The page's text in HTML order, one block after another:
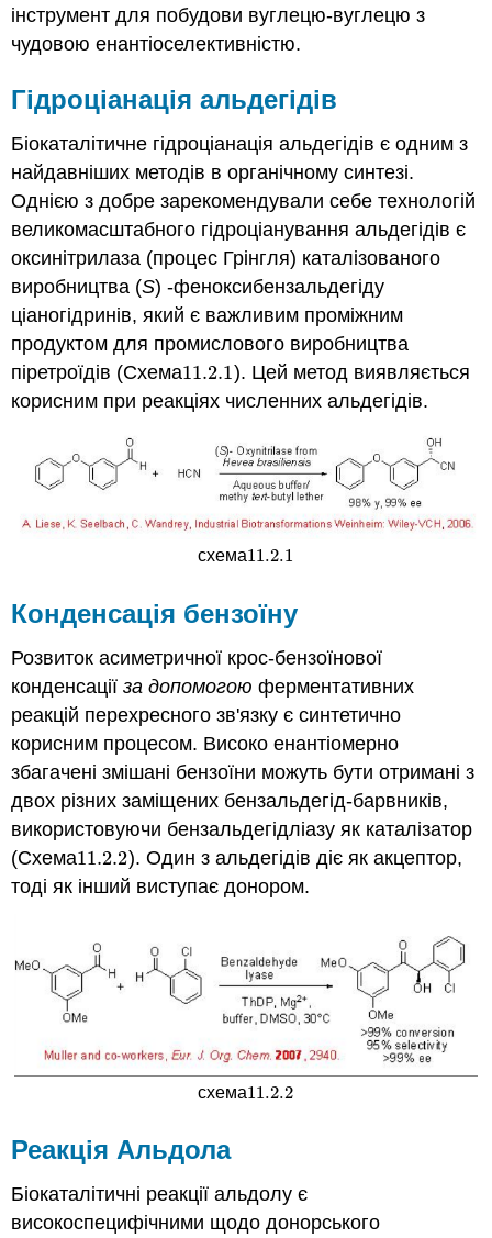
інструмент для побудови вуглецю-вуглецю з
чудовою енантіоселективністю.
Гідроціанація альдегідів
Біокаталітичне гідроціанація альдегідів є одним з
найдавніших методів в органічному синтезі.
Однією з добре зарекомендували себе технологій
великомасштабного гідроціанування альдегідів є
оксинітрилаза (процес Грінгля) каталізованого
виробництва (S) -феноксибензальдегіду
ціаногідринів, який є важливим проміжним
продуктом для промислового виробництва
піретроїдів (Схема11.2.1
11.2.1). Цей метод виявляється
корисним при реакціях численних альдегідів.
схема11.2.1
11.2.1
Конденсація бензоїну
Розвиток асиметричної крос-бензоїнової
конденсаціїза допомогою ферментативних
реакцій перехресного зв'язку є синтетично
корисним процесом. Високо енантіомерно
збагачені змішані бензоїни можуть бути отримані з
двох різних заміщених бензальдегід-барвників,
використовуючи бензальдегідліазу як каталізатор
(Схема11.2.2
11.2.2). Один з альдегідів діє як акцептор,
тоді як інший виступає донором.
схема11.2.2
11.2.2
Реакція Альдола
Біокаталітичні реакції альдолу є
високоспецифічними щодо донорського